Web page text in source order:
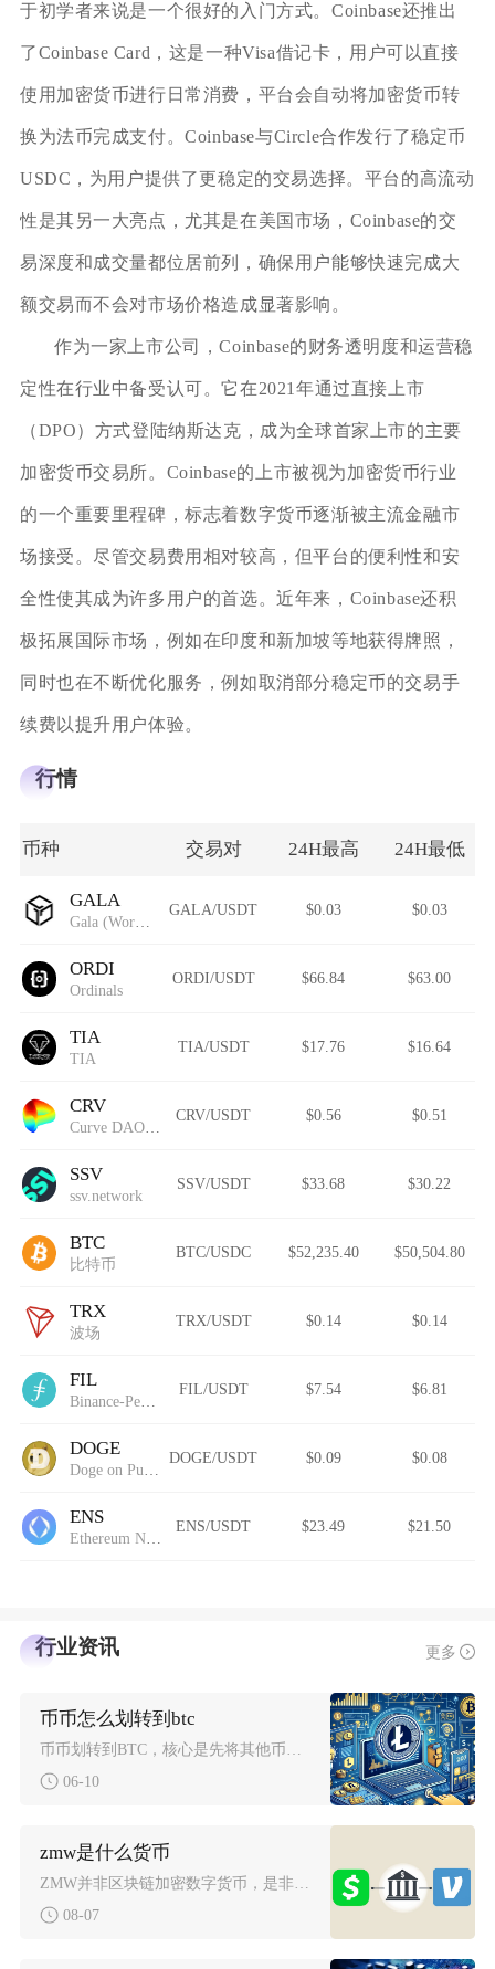
于初学者来说是一个很好的入门方式。Coinbase还推出
了Coinbase Card，这是一种Visa借记卡，用户可以直接
使用加密货币进行日常消费，平台会自动将加密货币转
换为法币完成支付。Coinbase与Circle合作发行了稳定币
USDC，为用户提供了更稳定的交易选择。平台的高流动
性是其另一大亮点，尤其是在美国市场，Coinbase的交
易深度和成交量都位居前列，确保用户能够快速完成大
额交易而不会对市场价格造成显著影响。
作为一家上市公司，Coinbase的财务透明度和运营稳
定性在行业中备受认可。它在2021年通过直接上市
（DPO）方式登陆纳斯达克，成为全球首家上市的主要
加密货币交易所。Coinbase的上市被视为加密货币行业
的一个重要里程碑，标志着数字货币逐渐被主流金融市
场接受。尽管交易费用相对较高，但平台的便利性和安
全性使其成为许多用户的首选。近年来，Coinbase还积
极拓展国际市场，例如在印度和新加坡等地获得牌照，
同时也在不断优化服务，例如取消部分稳定币的交易手
续费以提升用户体验。
行情
币种 交易对 24H最高 24H最低
GALA
Gala (Wormhole)
GALA/USDT $0.03 $0.03
ORDI
Ordinals
ORDI/USDT $66.84 $63.00
TIA
TIA
TIA/USDT $17.76 $16.64
CRV
Curve DAO Token
CRV/USDT $0.56 $0.51
SSV
ssv.network
SSV/USDT $33.68 $30.22
BTC
比特币
BTC/USDC $52,235.40 $50,504.80
TRX
波场
TRX/USDT $0.14 $0.14
FIL
Binance-Peg Filecoin
FIL/USDT $7.54 $6.81
DOGE
Doge on Pulsechain
DOGE/USDT $0.09 $0.08
ENS
Ethereum Name Service (Wormhole)
ENS/USDT $23.49 $21.50
行业资讯 更多
币币怎么划转到btc
币币划转到BTC，核心是先将其他币种资产从币币账户卖出兑换为BTC，再将BTC划转至目标账
06-10
zmw是什么货币
08-07